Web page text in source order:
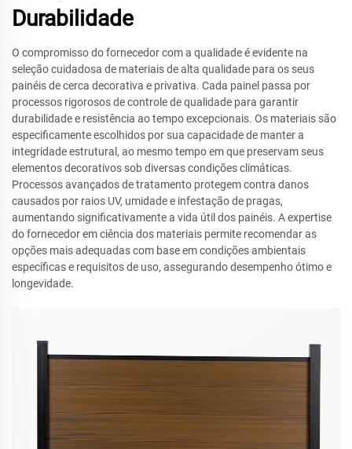
Durabilidade
O compromisso do fornecedor com a qualidade é evidente na
seleção cuidadosa de materiais de alta qualidade para os seus
painéis de cerca decorativa e privativa. Cada painel passa por
processos rigorosos de controle de qualidade para garantir
durabilidade e resistência ao tempo excepcionais. Os materiais são
especificamente escolhidos por sua capacidade de manter a
integridade estrutural, ao mesmo tempo em que preservam seus
elementos decorativos sob diversas condições climáticas.
Processos avançados de tratamento protegem contra danos
causados por raios UV, umidade e infestação de pragas,
aumentando significativamente a vida útil dos painéis. A expertise
do fornecedor em ciência dos materiais permite recomendar as
opções mais adequadas com base em condições ambientais
específicas e requisitos de uso, assegurando desempenho ótimo e
longevidade.